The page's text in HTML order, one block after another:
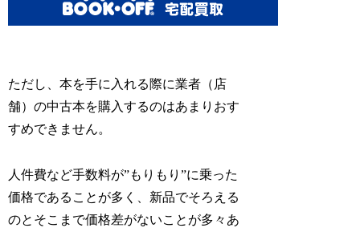
ただし、本を手に入れる際に業者（店
舗）の中古本を購入するのはあまりおす
すめできません。
人件費など手数料が”もりもり”に乗った
価格であることが多く、新品でそろえる
のとそこまで価格差がないことが多々あ